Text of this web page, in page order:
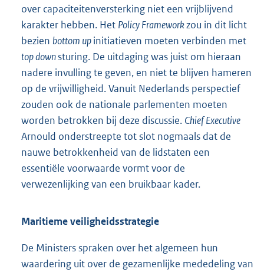
over capaciteitenversterking niet een vrijblijvend
karakter hebben. Het Policy Frameworkzou in dit licht
bezien bottom upinitiatieven moeten verbinden met
top downsturing. De uitdaging was juist om hieraan
nadere invulling te geven, en niet te blijven hameren
op de vrijwilligheid. Vanuit Nederlands perspectief
zouden ook de nationale parlementen moeten
worden betrokken bij deze discussie. Chief Executive
Arnould onderstreepte tot slot nogmaals dat de
nauwe betrokkenheid van de lidstaten een
essentiële voorwaarde vormt voor de
verwezenlijking van een bruikbaar kader.
Maritieme veiligheidsstrategie
De Ministers spraken over het algemeen hun
waardering uit over de gezamenlijke mededeling van